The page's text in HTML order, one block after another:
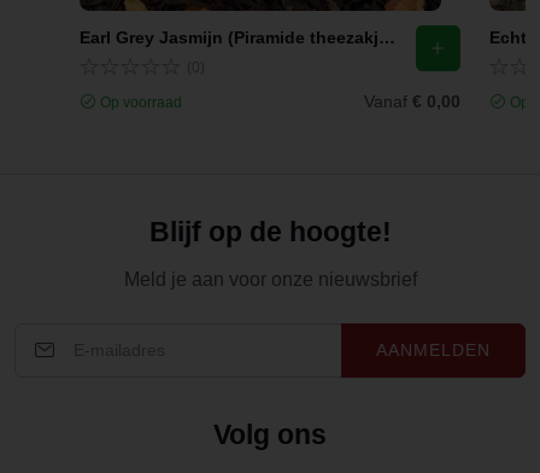
Earl Grey Jasmijn (Piramide theezakjes)
Op voorraad Vanaf € 0,00 Op
Blijf op de hoogte!
Meld je aan voor onze nieuwsbrief
AANMELDEN
Volg ons